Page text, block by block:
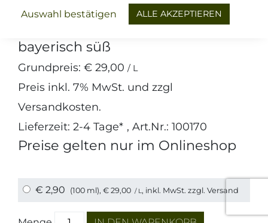
Auswahl bestätigen ALLE AKZEPTIEREN
Hausmacher Senf
bayerisch süß
Grundpreis: € 29,00 / L
Preis inkl. 7% MwSt. und zzgl
Versandkosten.
Lieferzeit: 2-4 Tage* , Art.Nr.: 100170
Preise gelten nur im Onlineshop
€ 2,90 (100 ml), € 29,00 / L, inkl. MwSt. zzgl. Versand